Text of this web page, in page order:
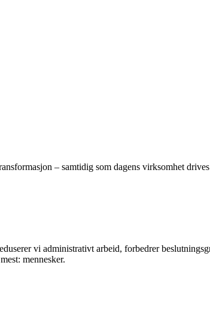
– samtidig som dagens virksomhet
vi administrativt arbeid, forbedrer
mennesker.